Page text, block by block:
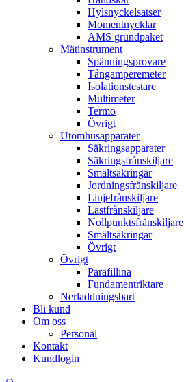
Hylsnyckelsatser
Momentnycklar
AMS grundpaket
Mätinstrument
Spänningsprovare
Tångamperemeter
Isolationstestare
Multimeter
Termo
Övrigt
Utomhusapparater
Säkringsapparater
Säkringsfrånskiljare
Smältsäkringar
Jordningsfrånskiljare
Linjefrånskiljare
Lastfrånskiljare
Nollpunktsfrånskiljare
Smältsäkringar
Övrigt
Övrigt
Parafillina
Fundamentriktare
Nerladdningsbart
Bli kund
Om oss
Personal
Kontakt
Kundlogin